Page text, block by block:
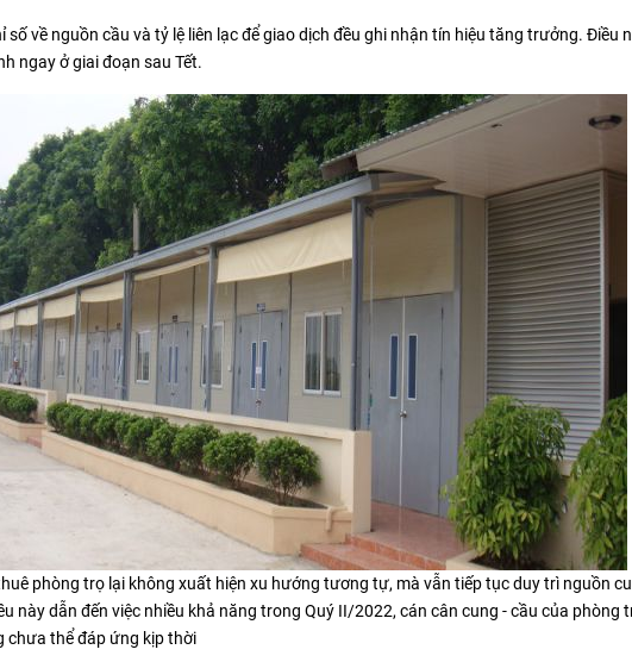
số về nguồn cầu và tỷ lệ liên lạc để giao dịch đều ghi nhận tín hiệu tăng trưởng. Điều
ngay ở giai đoạn sau Tết.
phòng trọ lại không xuất hiện xu hướng tương tự, mà vẫn tiếp tục duy trì nguồn
này dẫn đến việc nhiều khả năng trong Quý II/2022, cán cân cung - cầu của phòng
chưa thể đáp ứng kịp thời